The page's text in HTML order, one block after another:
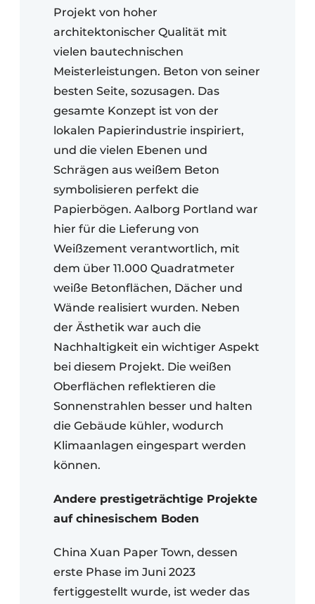
Projekt von hoher
architektonischer Qualität mit
vielen bautechnischen
Meisterleistungen. Beton von seiner
besten Seite, sozusagen. Das
gesamte Konzept ist von der
lokalen Papierindustrie inspiriert,
und die vielen Ebenen und
Schrägen aus weißem Beton
symbolisieren perfekt die
Papierbögen. Aalborg Portland war
hier für die Lieferung von
Weißzement verantwortlich, mit
dem über 11.000 Quadratmeter
weiße Betonflächen, Dächer und
Wände realisiert wurden. Neben
der Ästhetik war auch die
Nachhaltigkeit ein wichtiger Aspekt
bei diesem Projekt. Die weißen
Oberflächen reflektieren die
Sonnenstrahlen besser und halten
die Gebäude kühler, wodurch
Klimaanlagen eingespart werden
können.
Andere prestigeträchtige Projekte
auf chinesischem Boden
China Xuan Paper Town, dessen
erste Phase im Juni 2023
fertiggestellt wurde, ist weder das